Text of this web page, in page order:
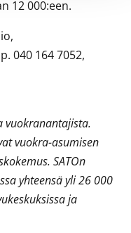
12 000:een.
040 164 7052,
vuokranantajista.
vuokra-asumisen
SATOn
yhteensä yli 26 000
ja